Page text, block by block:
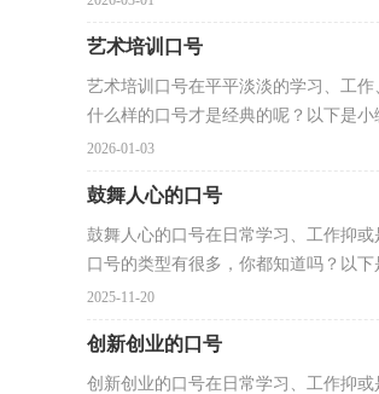
艺术培训口号
艺术培训口号在平平淡淡的学习、工
什么样的口号才是经典的呢？以下是
2026-01-03
鼓舞人心的口号
鼓舞人心的口号在日常学习、工作抑
口号的类型有很多，你都知道吗？以
2025-11-20
创新创业的口号
创新创业的口号在日常学习、工作抑